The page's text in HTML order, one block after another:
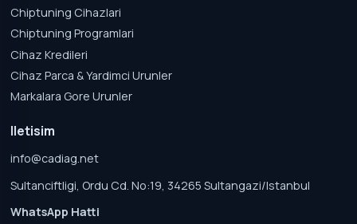
Chiptuning Cihazlari
Chiptuning Programlari
Cihaz Kredileri
Cihaz Parca & Yardimci Urunler
Markalara Gore Urunler
Iletisim
info@cadiag.net
Sultanciftligi, Ordu Cd. No:19, 34265 Sultangazi/Istanbul
WhatsApp Hatti